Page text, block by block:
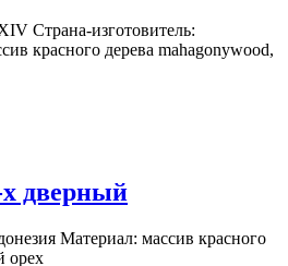
Страна-изготовитель:
красного дерева mahagonywood,
дверный
Материал: массив красного
орех